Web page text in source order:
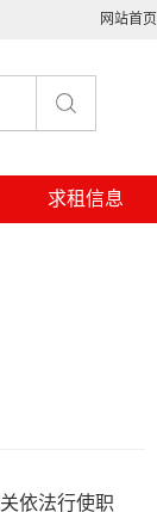
网站首页
求租信息
依法行使职